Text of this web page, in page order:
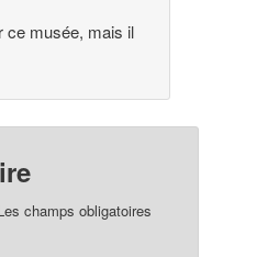
ce musée, mais il
champs obligatoires